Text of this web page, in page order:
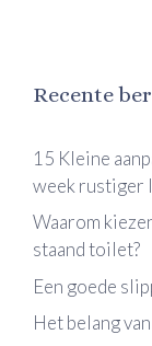
Recente
15 Kleine
week rustiger
Waarom
staand toilet?
Een goede
Het belang